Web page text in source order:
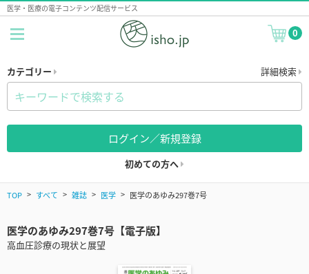
医学・医療の電子コンテンツ配信サービス
0
カテゴリー 詳細検索
ログイン／新規登録
初めての方へ
TOP すべて 雑誌 医学 医学のあゆみ297巻7号
医学のあゆみ297巻7号【電子版】
高血圧診療の現状と展望